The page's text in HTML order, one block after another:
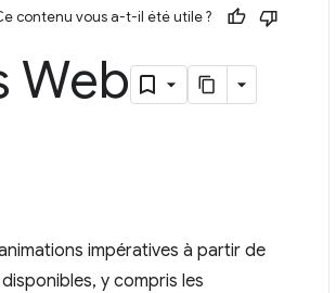
contenu vous a-t-il été utile ?
Web
impératives à partir de
y compris les